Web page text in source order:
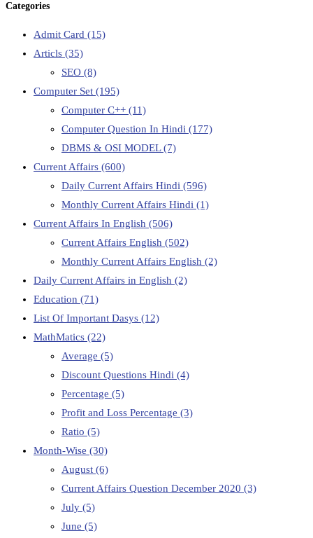
Categories
Admit Card (15)
Articls (35)
SEO (8)
Computer Set (195)
Computer C++ (11)
Computer Question In Hindi (177)
DBMS & OSI MODEL(7)
Current Affairs (600)
Daily Current Affairs Hindi (596)
Monthly Current Affairs Hindi (1)
Current Affairs In English (506)
Current Affairs English (502)
Monthly Current Affairs English (2)
Daily Current Affairs in English (2)
Education (71)
List Of Important Dasys (12)
MathMatics (22)
Average (5)
Discount Questions Hindi (4)
Percentage (5)
Profit and Loss Percentage (3)
Ratio (5)
Month-Wise (30)
August (6)
Current Affairs Question December 2020 (3)
July (5)
June (5)